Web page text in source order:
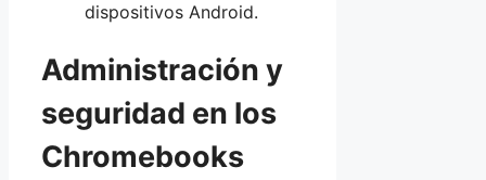
dispositivos Android.
Administración y
seguridad en los
Chromebooks